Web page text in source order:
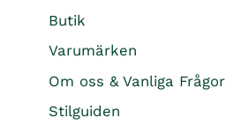
Butik
Varumärken
Om oss & Vanliga Frågor
Stilguiden